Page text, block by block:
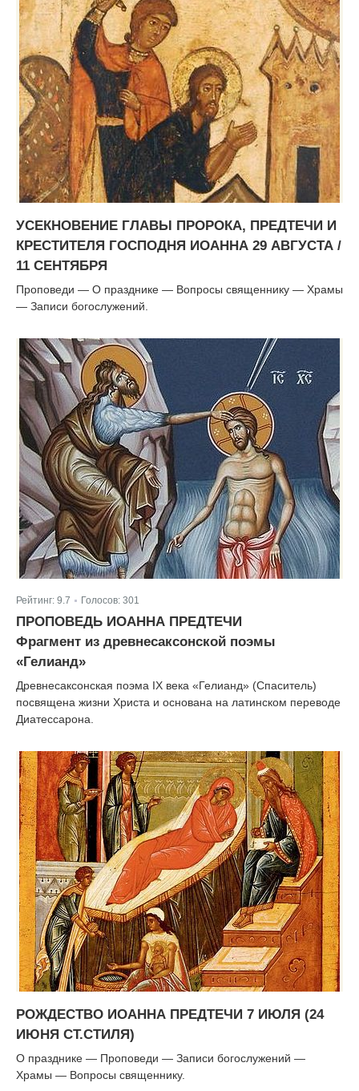
УСЕКНОВЕНИЕ ГЛАВЫ ПРОРОКА, ПРЕДТЕЧИ И
КРЕСТИТЕЛЯ ГОСПОДНЯ ИОАННА 29 АВГУСТА /
11 СЕНТЯБРЯ
Проповеди — О празднике — Вопросы священнику — Храмы
— Записи богослужений.
Рейтинг: 9.7 Голосов: 301
ПРОПОВЕДЬ ИОАННА ПРЕДТЕЧИ
Фрагмент из древнесаксонской поэмы
«Гелианд»
Древнесаксонская поэма IX века «Гелианд» (Спаситель)
посвящена жизни Христа и основана на латинском переводе
Диатессарона.
РОЖДЕСТВО ИОАННА ПРЕДТЕЧИ 7 ИЮЛЯ (24
ИЮНЯ СТ.СТИЛЯ)
О празднике — Проповеди — Записи богослужений —
Храмы — Вопросы священнику.